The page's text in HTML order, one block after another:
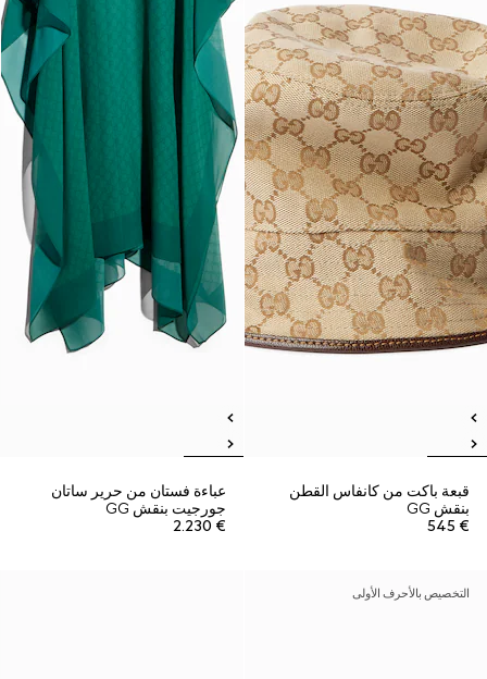
قبعة باكت من كانفاس القطن
بنقش GG
€ 545
عباءة فستان من حرير ساتان
جورجيت بنقش GG
€ 2.230
التخصيص بالأحرف الأولى